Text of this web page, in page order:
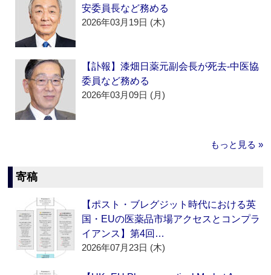
安委員長など務める
2026年03月19日 (木)
【訃報】漆畑日薬元副会長が死去‐中医協
委員など務める
2026年03月09日 (月)
もっと見る »
寄稿
【ポスト・ブレグジット時代における英
国・EUの医薬品市場アクセスとコンプラ
イアンス】第4回…
2026年07月23日 (木)